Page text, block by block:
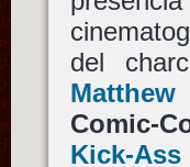
del
Matthew
Comic-
Kick-Ass